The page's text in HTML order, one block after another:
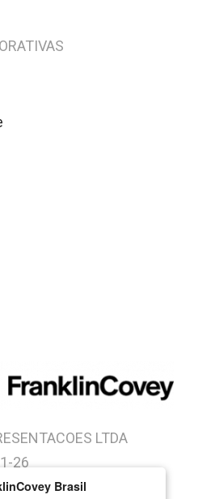
LTDA
26
Brasil